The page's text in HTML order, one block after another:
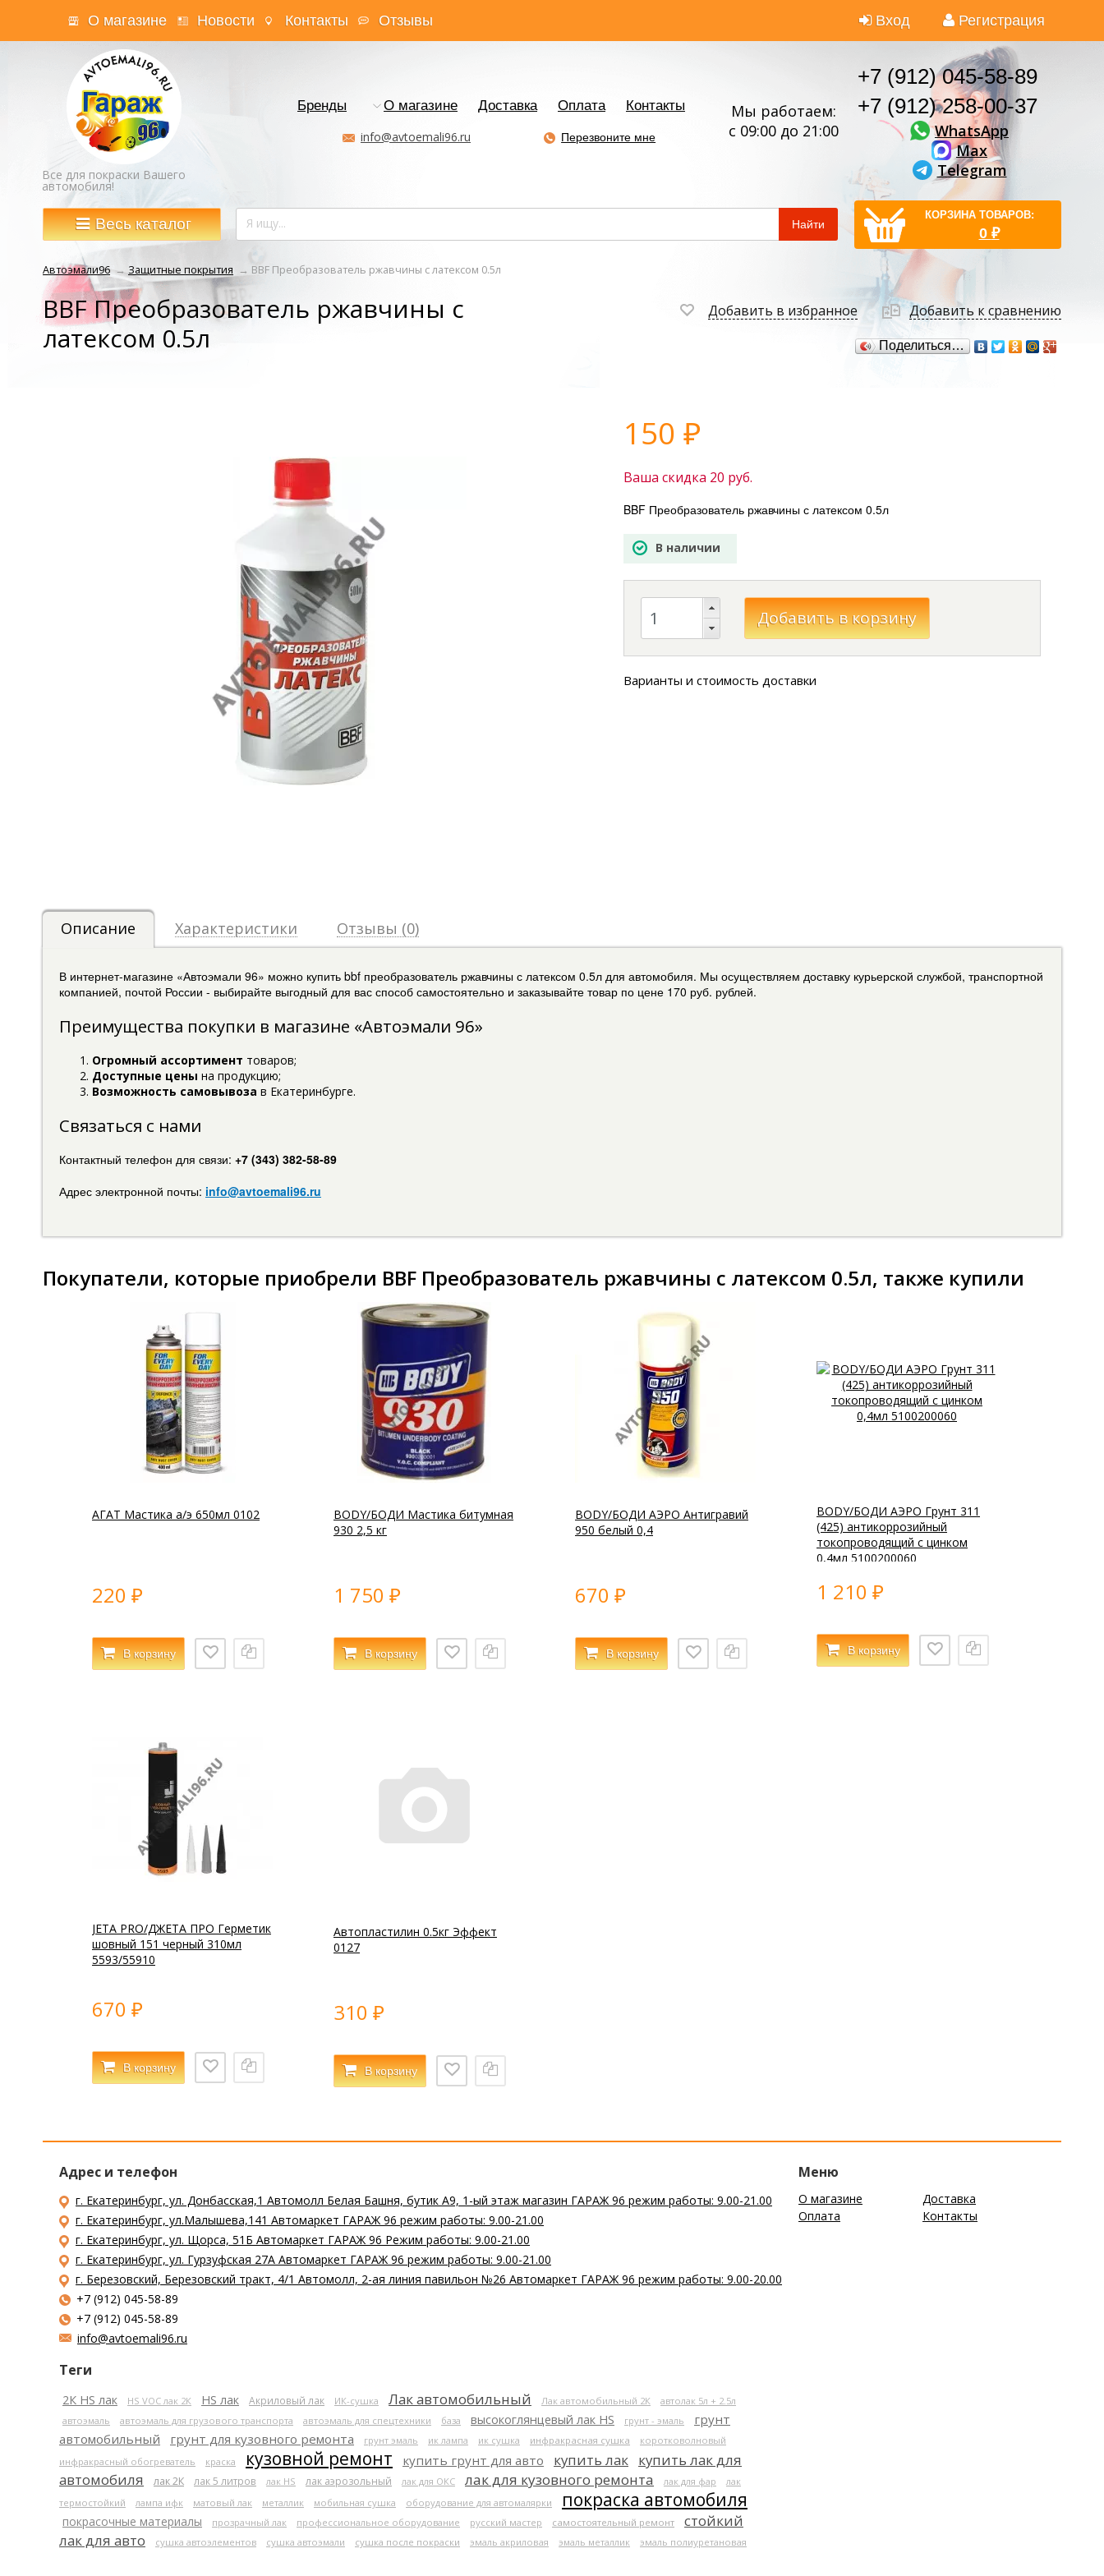
Вход Регистрация
О магазине Новости Контакты Отзывы
Все для покраски Вашего
автомобиля!
Бренды О магазине Доставка Оплата
Контакты
info@avtoemali96.ru
Перезвоните мне
Мы работаем:
с 09:00 до 21:00
+7 (912) 045-58-89
+7 (912) 258-00-37
WhatsApp
Max
Telegram
Весь каталог Найти
КОРЗИНА ТОВАРОВ:
0 ₽
Автоэмали96 →Защитные покрытия → BBF Преобразователь ржавчины с латексом 0.5л
BBF Преобразователь ржавчины с
латексом 0.5л
Добавить в избранное Добавить к сравнению
Поделиться…
150 ₽
Ваша скидка 20 руб.
BBF Преобразователь ржавчины с латексом 0.5л
В наличии
Варианты и стоимость доставки
Описание Характеристики Отзывы (0)
В интернет-магазине «Автоэмали 96» можно купить bbf преобразователь ржавчины с латексом 0.5л для автомобиля. Мы осуществляем доставку курьерской службой, транспортной
компанией, почтой России - выбирайте выгодный для вас способ самостоятельно и заказывайте товар по цене 170 руб. рублей.
Преимущества покупки в магазине «Автоэмали 96»
Огромный ассортимент товаров;
Доступные цены на продукцию;
Возможность самовывоза в Екатеринбурге.
Связаться с нами
Контактный телефон для связи: +7 (343) 382-58-89
Адрес электронной почты: info@avtoemali96.ru
Покупатели, которые приобрели BBF Преобразователь ржавчины с латексом 0.5л, также купили
АГАТ Мастика а/э 650мл 0102
220 ₽
В корзину
BODY/БОДИ Мастика битумная
930 2,5 кг
1 750 ₽
В корзину
BODY/БОДИ АЭРО Антигравий
950 белый 0,4
670 ₽
В корзину
BODY/БОДИ АЭРО Грунт 311
(425) антикоррозийный
токопроводящий с цинком
0,4мл 5100200060
1 210 ₽
В корзину
JETA PRO/ДЖЕТА ПРО Герметик
шовный 151 черный 310мл
5593/55910
670 ₽
В корзину
Автопластилин 0.5кг Эффект
0127
310 ₽
В корзину
Адрес и телефон
г. Екатеринбург, ул. Донбасская,1 Автомолл Белая Башня, бутик А9, 1-ый этаж магазин ГАРАЖ 96 режим работы: 9.00-21.00
г. Екатеринбург, ул.Малышева,141 Автомаркет ГАРАЖ 96 режим работы: 9.00-21.00
г. Екатеринбург, ул. Щорса, 51Б Автомаркет ГАРАЖ 96 Режим работы: 9.00-21.00
г. Екатеринбург, ул. Гурзуфская 27А Автомаркет ГАРАЖ 96 режим работы: 9.00-21.00
г. Березовский, Березовский тракт, 4/1 Автомолл, 2-ая линия павильон №26 Автомаркет ГАРАЖ 96 режим работы: 9.00-20.00
+7 (912) 045-58-89
+7 (912) 045-58-89
info@avtoemali96.ru
Теги
2К HS лак HS VOC лак 2К HS лак Акриловый лак ИК-сушка Лак автомобильный Лак автомобильный 2К
автолак 5л + 2.5л
автоэмаль
автоэмаль для грузового транспорта автоэмаль для спецтехники база высокоглянцевый лак HS грунт - эмаль
грунт
автомобильный
грунт для кузовного ремонта грунт эмаль ик лампа ик сушка инфракрасная сушка
коротковолновый
инфракрасный обогреватель
краска кузовной ремонт купить грунт для авто купить лак купить лак для
автомобиля
лак 2К лак 5 литров лак HS лак аэрозольный лак для ОКС лак для кузовного ремонта лак для фар
лак
термостойкий
лампа ифк матовый лак металлик мобильная сушка оборудование для автомалярки покраска автомобиля
покрасочные материалы прозрачный лак профессиональное оборудование русский мастер самостоятельный ремонт
стойкий
лак для авто
сушка автоэлементов сушка автоэмали сушка после покраски эмаль акриловая эмаль металлик эмаль полиуретановая
Меню
О магазине
Доставка
Оплата
Контакты